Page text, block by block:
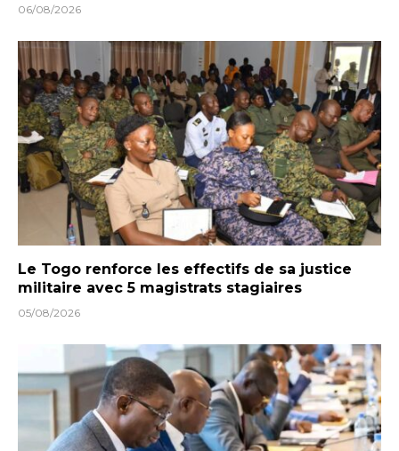
06/08/2026
Le Togo renforce les effectifs de sa justice
militaire avec 5 magistrats stagiaires
05/08/2026